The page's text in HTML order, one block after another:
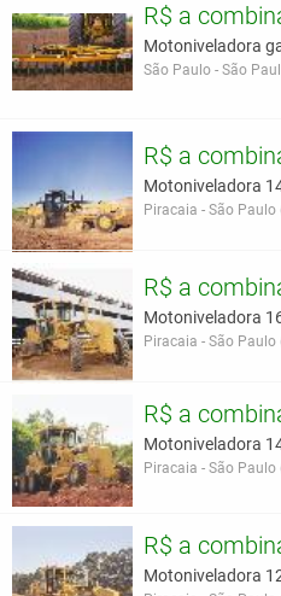
R$ a
Motoniveladora
São Paulo - São
R$ a
Piracaia - São Paulo
R$ a
Motoniveladora
Piracaia - São Paulo
R$ a
Motoniveladora
Piracaia - São Paulo
R$ a
Motoniveladora